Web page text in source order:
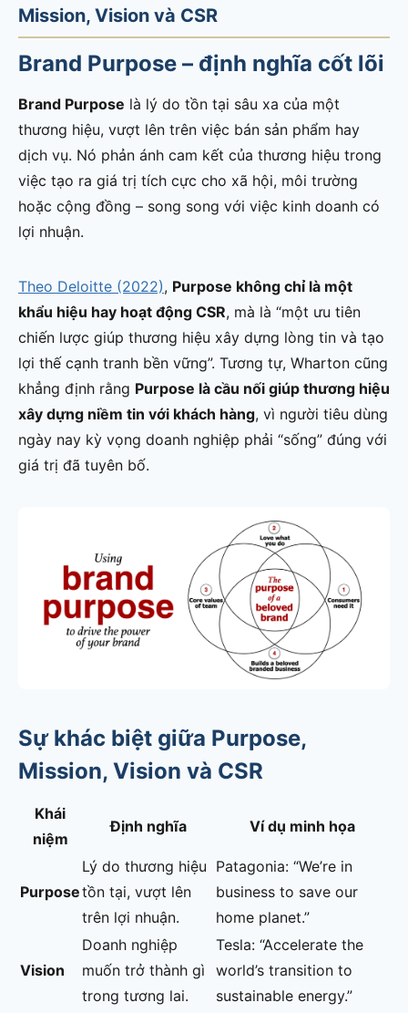
Mission, Vision và CSR
Brand Purpose – định nghĩa cốt lõi
Brand Purpose là lý do tồn tại sâu xa của một
thương hiệu, vượt lên trên việc bán sản phẩm hay
dịch vụ. Nó phản ánh cam kết của thương hiệu trong
việc tạo ra giá trị tích cực cho xã hội, môi trường
hoặc cộng đồng – song song với việc kinh doanh có
lợi nhuận.
Theo Deloitte (2022), Purpose không chỉ là một
khẩu hiệu hay hoạt động CSR, mà là “một ưu tiên
chiến lược giúp thương hiệu xây dựng lòng tin và tạo
lợi thế cạnh tranh bền vững”. Tương tự, Wharton cũng
khẳng định rằng Purpose là cầu nối giúp thương hiệu
xây dựng niềm tin với khách hàng, vì người tiêu dùng
ngày nay kỳ vọng doanh nghiệp phải “sống” đúng với
giá trị đã tuyên bố.
Sự khác biệt giữa Purpose,
Mission, Vision và CSR
Khái
niệm
Định nghĩa Ví dụ minh họa
Purpose
Lý do thương hiệu
tồn tại, vượt lên
trên lợi nhuận.
Patagonia: “We’re in
business to save our
home planet.”
Vision
Doanh nghiệp
muốn trở thành gì
trong tương lai.
Tesla: “Accelerate the
world’s transition to
sustainable energy.”